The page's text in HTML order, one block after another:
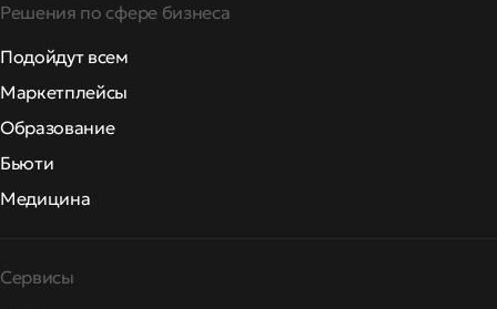
Решения по сфере бизнеса
Подойдут всем
Маркетплейсы
Образование
Бьюти
Медицина
Сервисы